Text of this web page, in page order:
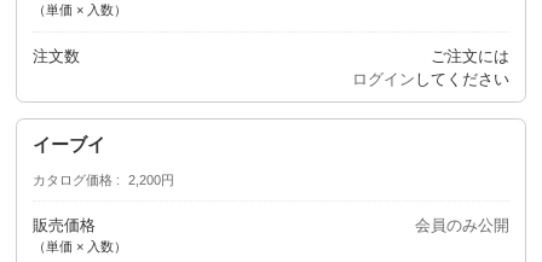
（単価 × 入数）
注文数
ご注文には
ログイン してください
イーブイ
カタログ価格 2,200円
販売価格
（単価 × 入数）
会員のみ公開